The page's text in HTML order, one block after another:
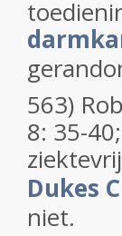
563)
8: 35-
Dukes C
niet.